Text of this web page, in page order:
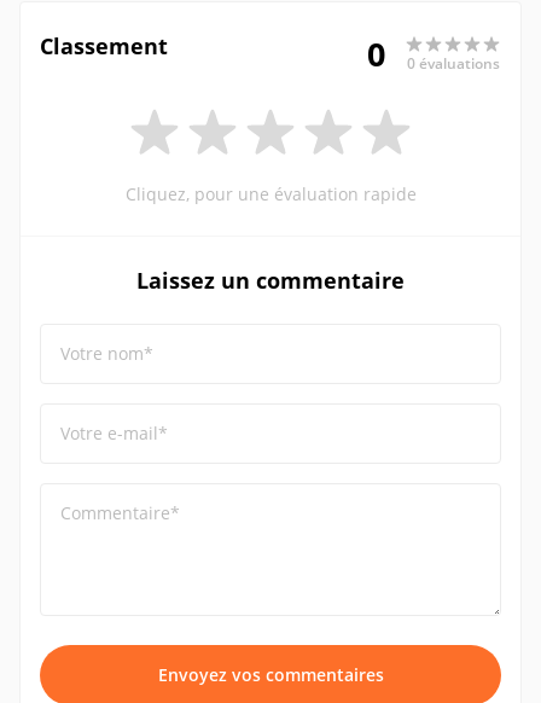
Classement 0 0 évaluations
Cliquez, pour une évaluation rapide
Laissez un commentaire
Votre nom*
Votre e-mail*
Commentaire*
Envoyez vos commentaires